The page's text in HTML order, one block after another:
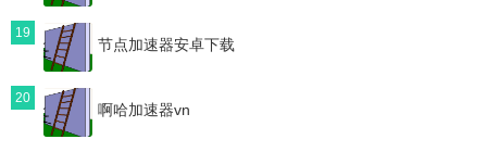
19
节点加速器安卓下载
20
啊哈加速器vn